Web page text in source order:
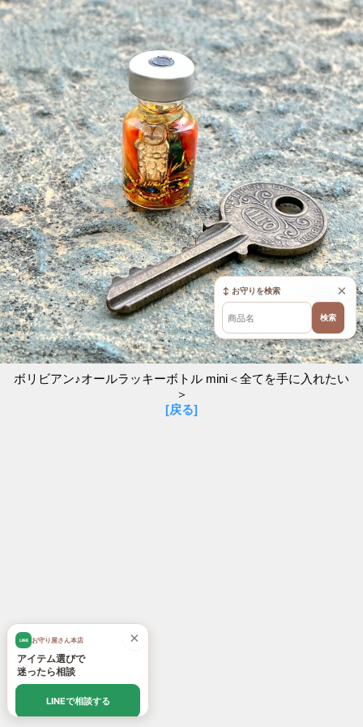
ボリビアン♪オールラッキーボトル mini＜全てを手に入れたい
＞
[戻る]
×
LINE お守り屋さん本店
アイテム選びで
迷ったら相談
LINEで相談する
×
↕ お守りを検索
検索